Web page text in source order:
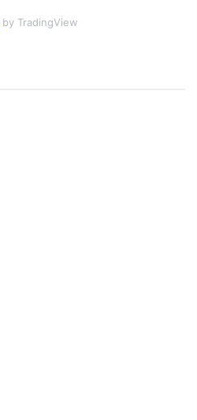
by TradingView